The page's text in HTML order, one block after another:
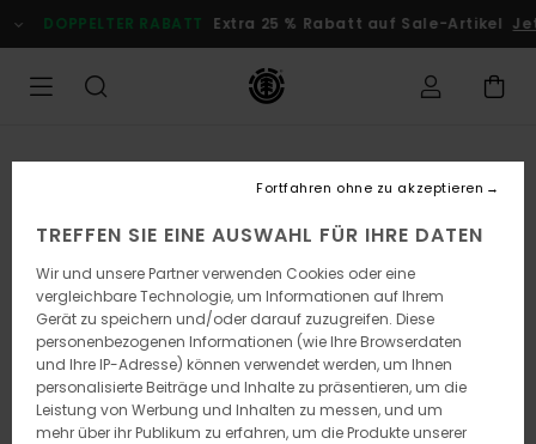
zur
Produktinformation
DOPPELTER RABATT Extra 25 % Rabatt auf Sale-Artikel
TREFFEN SIE EINE AUSWAHL FÜR IHRE DATEN
Wir und unsere Partner verwenden Cookies oder eine
vergleichbare Technologie, um Informationen auf Ihrem
Gerät zu speichern und/oder darauf zuzugreifen. Diese
personenbezogenen Informationen (wie Ihre Browserdaten
und Ihre IP-Adresse) können verwendet werden, um Ihnen
personalisierte Beiträge und Inhalte zu präsentieren, um die
Leistung von Werbung und Inhalten zu messen, und um
mehr über ihr Publikum zu erfahren, um die Produkte unserer
Fortfahren ohne zu akzeptieren